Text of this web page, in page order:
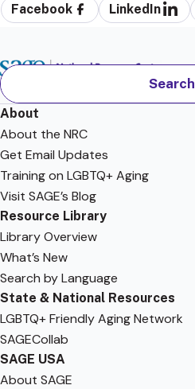
Facebook LinkedIn
Search
About
About the NRC
Get Email Updates
Training on LGBTQ+ Aging
Visit SAGE’s Blog
Resource Library
Library Overview
What’s New
Search by Language
State & National Resources
LGBTQ+ Friendly Aging Network
SAGECollab
SAGE USA
About SAGE